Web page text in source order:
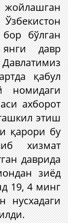
бўлган
давр
қабул
номидаги
ахборот
этиш
қарори бу
хизмат
даврида
зиёд
19, 4 минг
нусхадаги